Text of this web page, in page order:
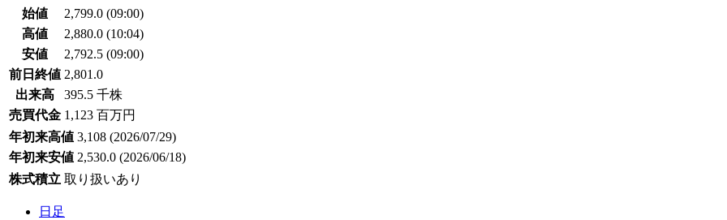
始値
2,799.0 (09:00)
高値
2,880.0 (10:04)
安値
2,792.5 (09:00)
前日終値 2,801.0
出来高
395.5 千株
売買代金 1,123 百万円
年初来高値 3,108 (2026/07/29)
年初来安値 2,530.0 (2026/06/18)
株式積立 取り扱いあり
日足